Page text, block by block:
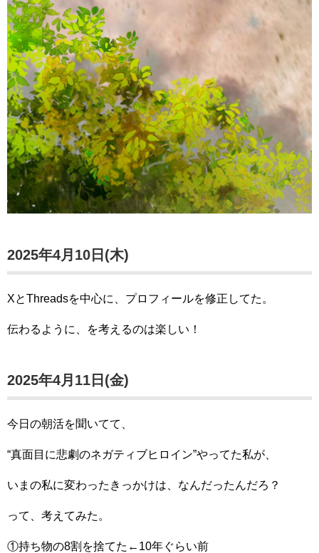
2025年4月10日(木)
XとThreadsを中心に、プロフィールを修正してた。
伝わるように、を考えるのは楽しい！
2025年4月11日(金)
今日の朝活を聞いてて、
“真面目に悲劇のネガティブヒロイン”やってた私が、
いまの私に変わったきっかけは、なんだったんだろ？
って、考えてみた。
①持ち物の8割を捨てた←10年ぐらい前